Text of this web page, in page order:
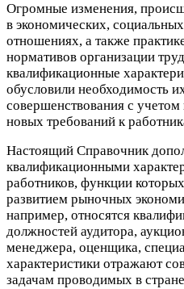
Огромные изменения,
в экономических,
отношениях, а также
нормативов организации
квалификационные
обусловили необходимость
совершенствования с учетом
новых требований к
Настоящий Справочник
квалификационными
работников, функции
развитием рыночных
например, относятся
должностей аудитора,
менеджера, оценщика,
характеристики отражают
задачам проводимых в